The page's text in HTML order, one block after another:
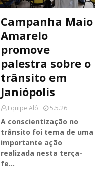
Campanha Maio
Amarelo
promove
palestra sobre o
trânsito em
Janiópolis
Equipe Alô 5.5.26
A conscientização no
trânsito foi tema de uma
importante ação
realizada nesta terça-
fe…